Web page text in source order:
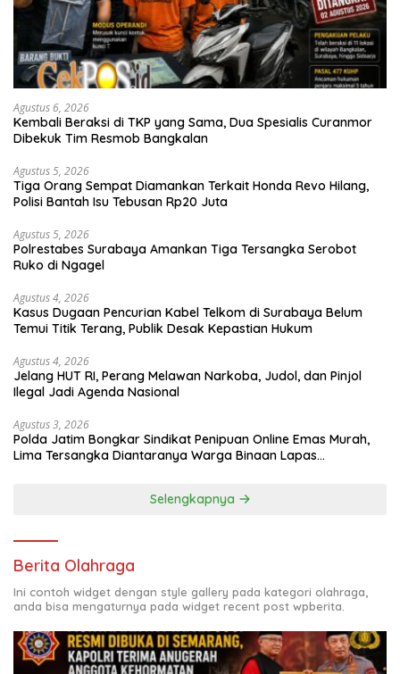
Agustus 6, 2026
Kembali Beraksi di TKP yang Sama, Dua Spesialis Curanmor
Dibekuk Tim Resmob Bangkalan
Agustus 5, 2026
Tiga Orang Sempat Diamankan Terkait Honda Revo Hilang,
Polisi Bantah Isu Tebusan Rp20 Juta
Agustus 5, 2026
Polrestabes Surabaya Amankan Tiga Tersangka Serobot
Ruko di Ngagel
Agustus 4, 2026
Kasus Dugaan Pencurian Kabel Telkom di Surabaya Belum
Temui Titik Terang, Publik Desak Kepastian Hukum
Agustus 4, 2026
Jelang HUT RI, Perang Melawan Narkoba, Judol, dan Pinjol
Ilegal Jadi Agenda Nasional
Agustus 3, 2026
Polda Jatim Bongkar Sindikat Penipuan Online Emas Murah,
Lima Tersangka Diantaranya Warga Binaan Lapas
Selengkapnya
Berita Olahraga
Ini contoh widget dengan style gallery pada kategori olahraga,
anda bisa mengaturnya pada widget recent post wpberita.